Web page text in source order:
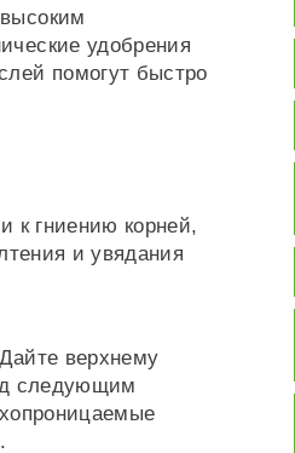
удобрения
помогут быстро
к гниению корней,
и увядания
верхнему
следующим